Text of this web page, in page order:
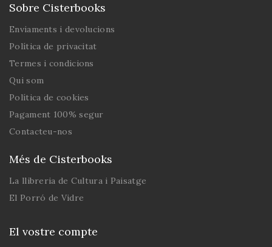
Sobre Cisterbooks
Enviaments i devolucions
Política de privacitat
Termes i condicions
Qui som
Política de cookies
Pagament 100% segur
Contacteu-nos
Més de Cisterbooks
La llibreria de Cultura i Paisatge
El Porró de Vidre
El vostre compte